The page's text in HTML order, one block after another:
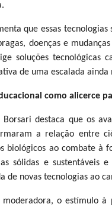
que essas
doenças e
soluções tecnológicas
de uma escalada
como alicerce
Borsari destaca que os
a relação entre
biológicos ao combate à
sólidas e sustentáveis
de novas tecnologias ao
moderadora, o estímulo à